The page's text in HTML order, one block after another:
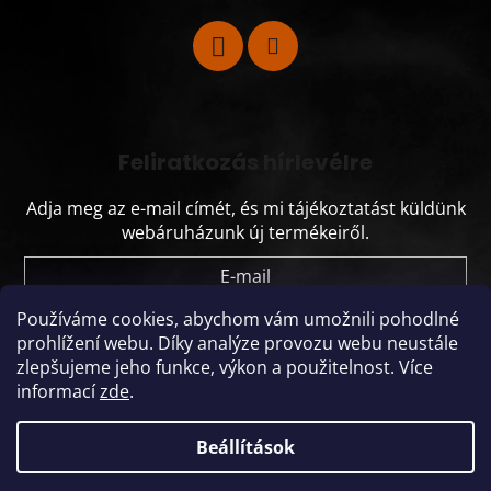
Používáme cookies, abychom vám umožnili pohodlné
prohlížení webu. Díky analýze provozu webu neustále
zlepšujeme jeho funkce, výkon a použitelnost. Více
informacízde.
Beállítások
Feliratkozás hírlevélre
Adja meg az e-mail címét, és mi tájékoztatást küldünk
webáruházunk új termékeiről.
E-mail
Vložením e-mailu souhlasíte spodmínkami
ochrany osobních údajů